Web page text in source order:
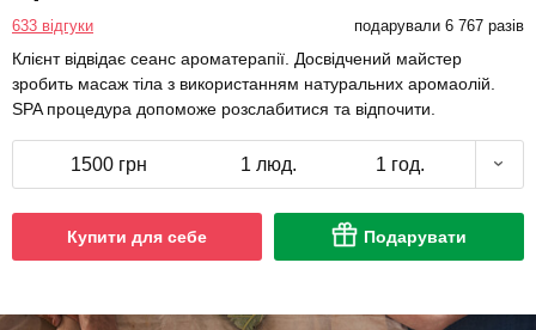
633 відгуки подарували 6 767 разів
Клієнт відвідає сеанс ароматерапії. Досвідчений майстер
зробить масаж тіла з використанням натуральних аромаолій.
SPA процедура допоможе розслабитися та відпочити.
1500 грн 1 люд. 1 год.
Купити для себе Подарувати